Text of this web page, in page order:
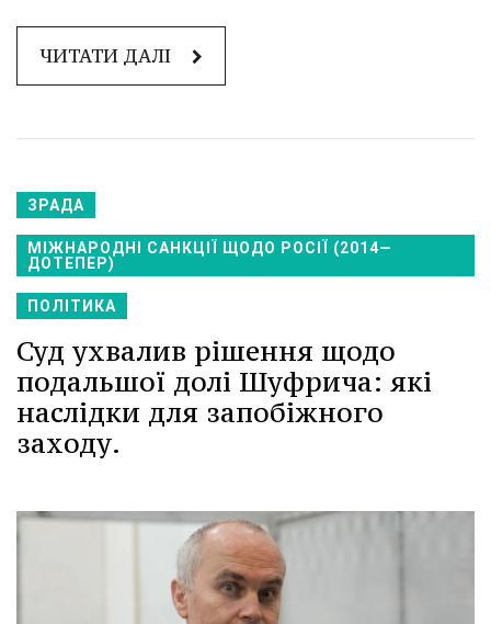
ЧИТАТИ ДАЛІ
ЗРАДА
МІЖНАРОДНІ САНКЦІЇ ЩОДО РОСІЇ (2014—
ДОТЕПЕР)
ПОЛІТИКА
Суд ухвалив рішення щодо
подальшої долі Шуфрича: які
наслідки для запобіжного
заходу.